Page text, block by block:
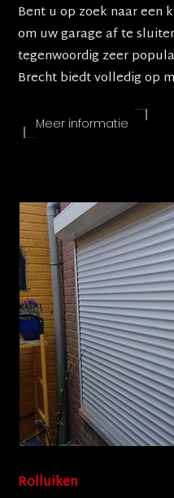
Bent u op zoek naar een
om uw garage af te
tegenwoordig zeer
Brecht biedt volledig op
Meer informatie
Rolluiken